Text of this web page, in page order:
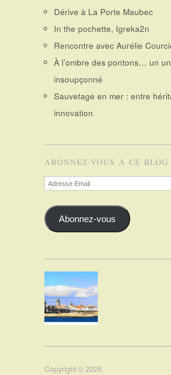
Dérive à La Porte Maubec
In the pochette, Igreka2n
Rencontre avec Aurélie
À l’ombre des pontons… un
insoupçonné
Sauvetage en mer : entre
innovation
ABONNEZ-VOUS À CE
Adresse
Email
Abonnez-vous
Copyright © 2026